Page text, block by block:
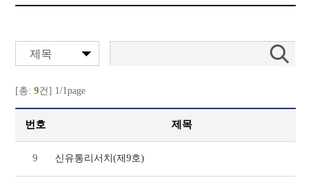
제목
[총:9건] 1/1page
번호 제목
9 신유통리서치(제9호)